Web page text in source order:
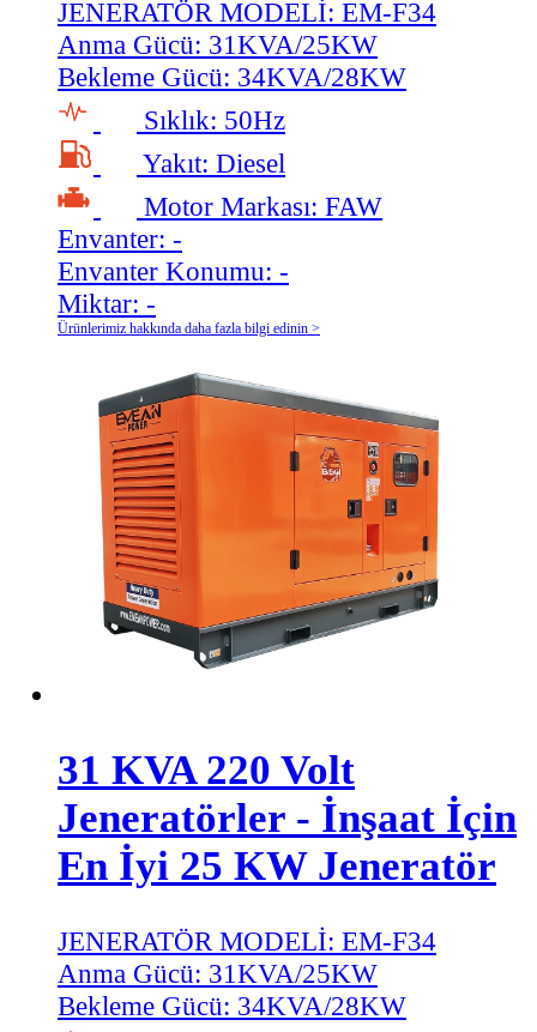
JENERATÖR MODELİ: EM-F34
Anma Gücü: 31KVA/25KW
Bekleme Gücü: 34KVA/28KW
Sıklık: 50Hz
Yakıt: Diesel
Motor Markası: FAW
Envanter: -
Envanter Konumu: -
Miktar: -
Ürünlerimiz hakkında daha fazla bilgi edinin >
31 KVA 220 Volt
Jeneratörler - İnşaat İçin
En İyi 25 KW Jeneratör
JENERATÖR MODELİ: EM-F34
Anma Gücü: 31KVA/25KW
Bekleme Gücü: 34KVA/28KW